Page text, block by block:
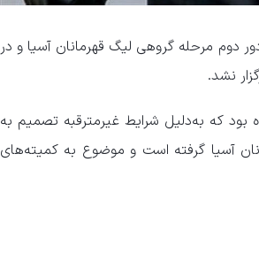
بود از ساعت ۱۹:۳۰ دوشنبه‌شب در دور دوم مرحله گروهی لیگ قهرمانان آسیا و در
نشد.
بود که به‌دلیل شرایط غیرمترقبه تصمیم به
آسیا گرفته است و موضوع به کمیته‌های